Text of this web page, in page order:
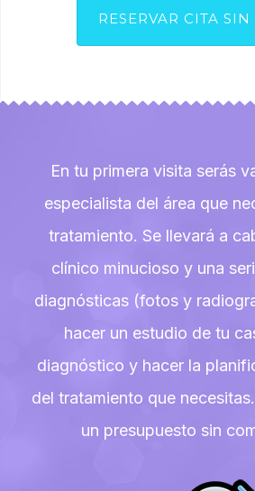
En tu primera visita serás
especialista del área que
tratamiento. Se llevará a
clínico minucioso y una
diagnósticas (fotos y
hacer un estudio de tu
diagnóstico y hacer la
del tratamiento que
un presupuesto sin